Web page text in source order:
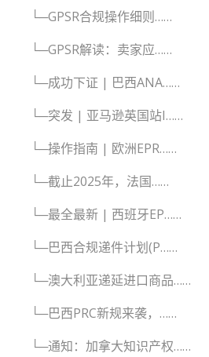
└─GPSR合规操作细则……
└─GPSR解读：卖家应……
└─成功下证 | 巴西ANA……
└─突发 | 亚马逊英国站I……
└─操作指南 | 欧洲EPR……
└─截止2025年，法国……
└─最全最新 | 西班牙EP……
└─巴西合规递件计划(P……
└─澳大利亚递延进口商品……
└─巴西PRC新规来袭，……
└─通知：加拿大知识产权……